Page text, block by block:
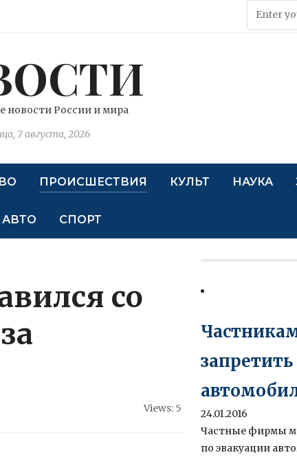
новости России и мира
7 августа, 2026
ПРОИСШЕСТВИЯ КУЛЬТ НАУКА
АВТО СПОРТ
со
Views: 5
24.01.2016
Частные фирмы
по эвакуации